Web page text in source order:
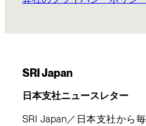
SRI Japan
日本支社ニュースレター
SRI Japan／日本支社から